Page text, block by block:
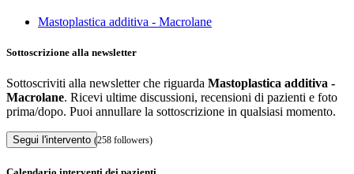
Mastoplastica additiva - Macrolane
Sottoscrizione alla newsletter
Sottoscriviti alla newsletter che riguarda Mastoplastica additiva -
Macrolane. Ricevi ultime discussioni, recensioni di pazienti e foto
prima/dopo. Puoi annullare la sottoscrizione in qualsiasi momento.
Segui l'intervento (258 followers)